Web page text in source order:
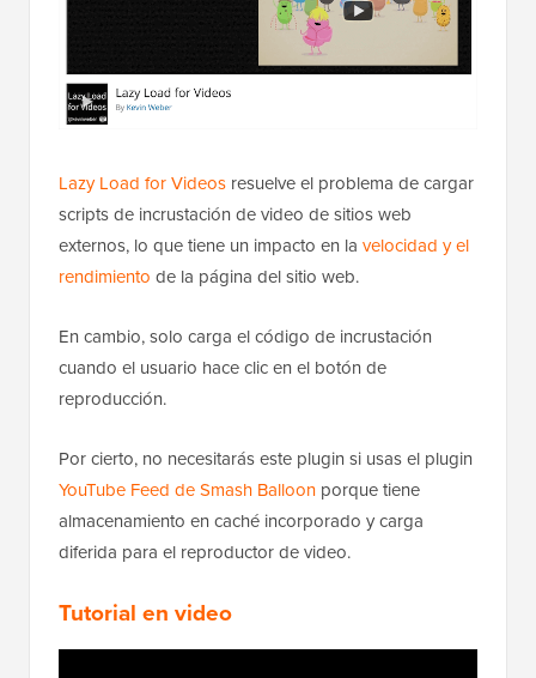
Lazy Load for Videos resuelve el problema de cargar
scripts de incrustación de video de sitios web
externos, lo que tiene un impacto en la velocidad y el
rendimiento de la página del sitio web.
En cambio, solo carga el código de incrustación
cuando el usuario hace clic en el botón de
reproducción.
Por cierto, no necesitarás este plugin si usas el plugin
YouTube Feed de Smash Balloon porque tiene
almacenamiento en caché incorporado y carga
diferida para el reproductor de video.
Tutorial en video